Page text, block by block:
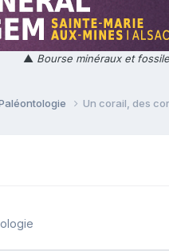
▲ Bourse minéraux et
Un corail, des